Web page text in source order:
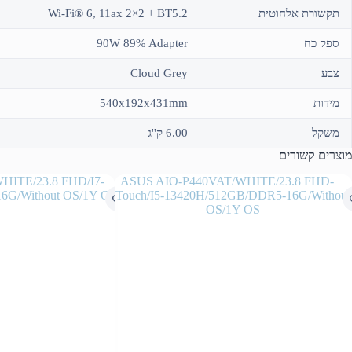
תקשורת אלחוטית Wi-Fi® 6, 11ax 2×2 + BT5.2
ספק כח 90W 89% Adapter
צבע Cloud Grey
מידות 540x192x431mm
משקל 6.00 ק''ג
מוצרים קשורים